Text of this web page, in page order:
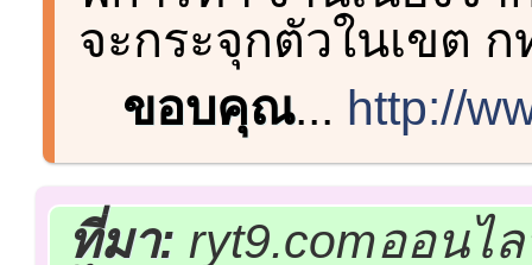
จะกระจุกตัวในเขต ก
ขอบคุณ... http://
ที่มา: ryt9.comออน